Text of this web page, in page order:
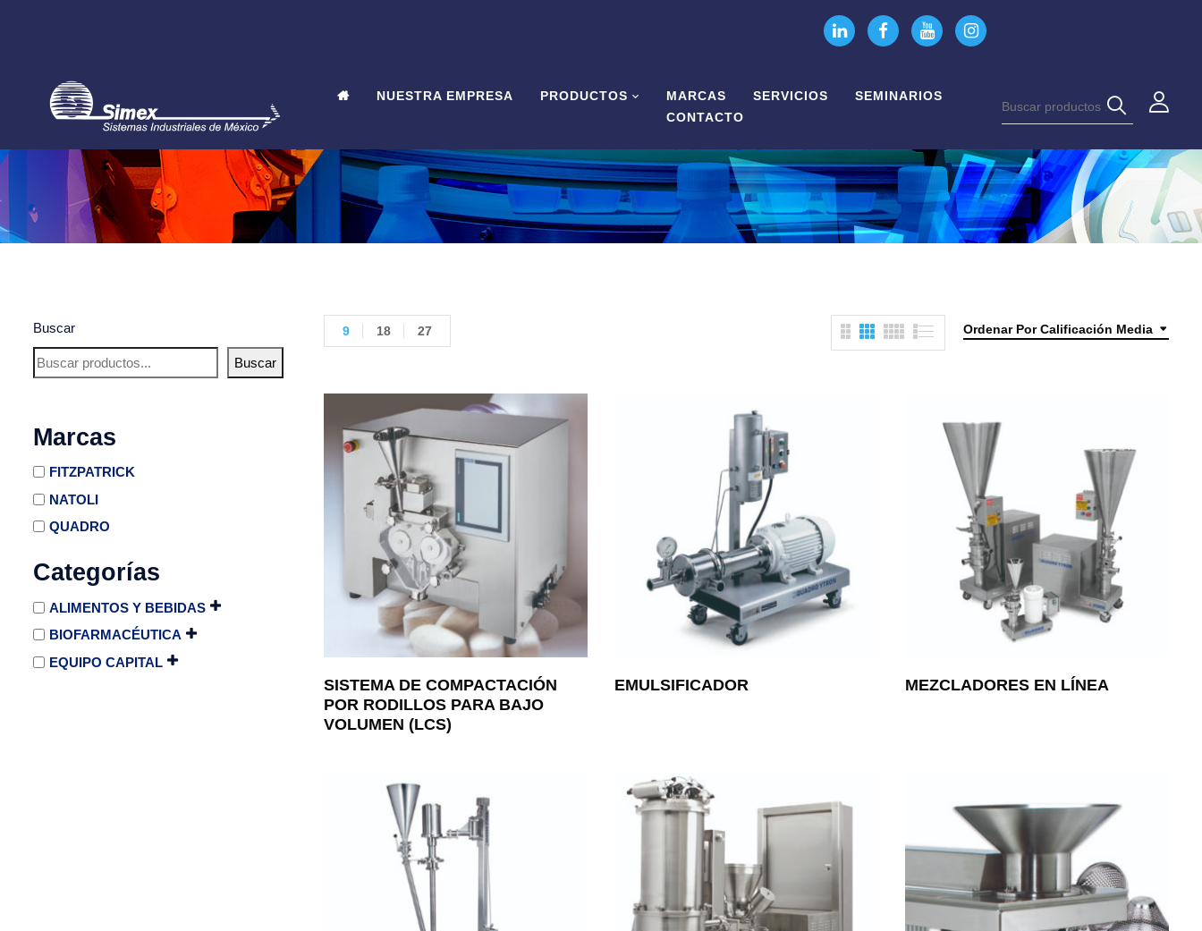
NUESTRA EMPRESA PRODUCTOS MARCAS SERVICIOS
SEMINARIOS
CONTACTO
Buscar
Buscar
Marcas
FITZPATRICK
NATOLI
QUADRO
Categorías
ALIMENTOS Y BEBIDAS
BIOFARMACÉUTICA
EQUIPO CAPITAL
Ordenar Por Calificación Media
9 18 27
SISTEMA DE COMPACTACIÓN
POR RODILLOS PARA BAJO
VOLUMEN (LCS)
EMULSIFICADOR MEZCLADORES EN LÍNEA